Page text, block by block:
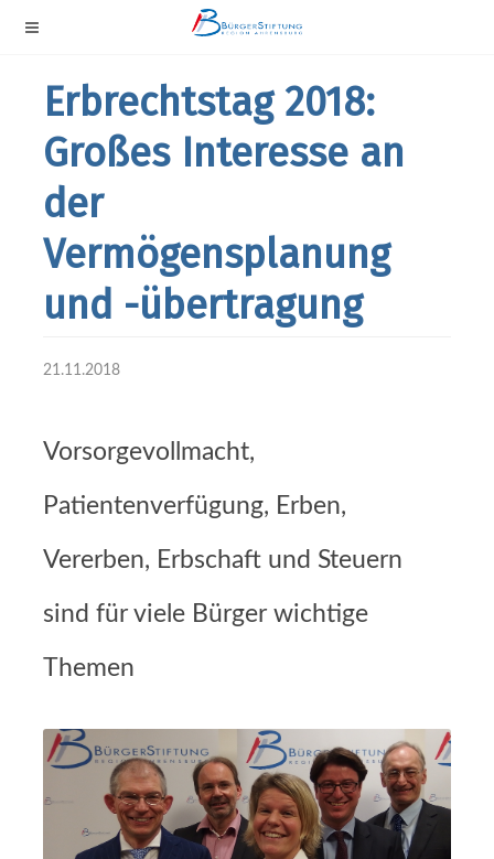
Erbrechtstag 2018:
Großes Interesse an
der
Vermögensplanung
und -übertragung
21.11.2018
Vorsorgevollmacht,
Patientenverfügung, Erben,
Vererben, Erbschaft und Steuern
sind für viele Bürger wichtige
Themen